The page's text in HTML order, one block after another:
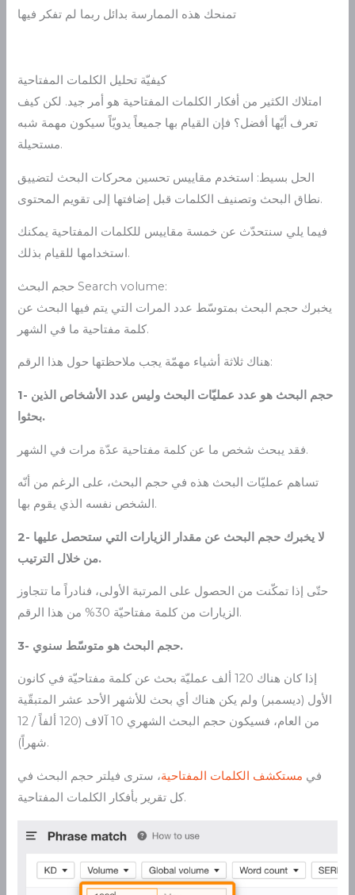
تمنحك هذه الممارسة بدائل ربما لم تفكر فيها
كيفيّة تحليل الكلمات المفتاحية
امتلاك الكثير من أفكار الكلمات المفتاحية هو أمر جيد. لكن كيف
تعرف أيّها أفضل؟ فإن القيام بها جميعاً يدويّاً سيكون مهمة شبه
مستحيلة.
الحل بسيط: استخدم مقاييس تحسين محركات البحث لتضييق
نطاق البحث وتصنيف الكلمات قبل إضافتها إلى تقويم المحتوى.
فيما يلي سنتحدّث عن خمسة مقاييس للكلمات المفتاحية يمكنك
استخدامها للقيام بذلك.
حجم البحث Search volume:
يخبرك حجم البحث بمتوسّط عدد المرات التي يتم فيها البحث عن
كلمة مفتاحية ما في الشهر.
هناك ثلاثة أشياء مهمّة يجب ملاحظتها حول هذا الرقم:
1- حجم البحث هو عدد عمليّات البحث وليس عدد الأشخاص الذين
بحثوا.
فقد يبحث شخص ما عن كلمة مفتاحية عدّة مرات في الشهر.
تساهم عمليّات البحث هذه في حجم البحث، على الرغم من أنّه
الشخص نفسه الذي يقوم بها.
2- لا يخبرك حجم البحث عن مقدار الزيارات التي ستحصل عليها
من خلال الترتيب.
حتّى إذا تمكّنت من الحصول على المرتبة الأولى، فنادراً ما تتجاوز
الزيارات من كلمة مفتاحيّة 30% من هذا الرقم.
3- حجم البحث هو متوسّط سنوي.
إذا كان هناك 120 ألف عمليّة بحث عن كلمة مفتاحيّة في كانون
الأول (ديسمبر) ولم يكن هناك أي بحث للأشهر الأحد عشر المتبقّية
من العام، فسيكون حجم البحث الشهري 10 آلاف (120 ألفاً / 12
شهراً).
في مستكشف الكلمات المفتاحية، سترى فيلتر حجم البحث في
كل تقرير بأفكار الكلمات المفتاحية.